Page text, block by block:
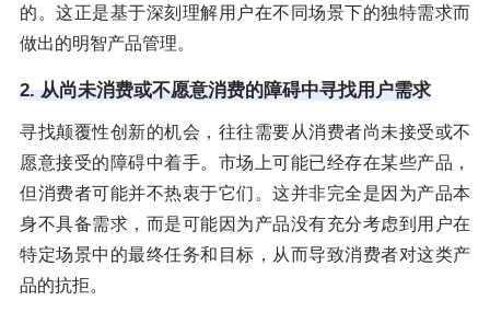
的。这正是基于深刻理解用户在不同场景下的独特需求而
做出的明智产品管理。
2. 从尚未消费或不愿意消费的障碍中寻找用户需求
寻找颠覆性创新的机会，往往需要从消费者尚未接受或不
愿意接受的障碍中着手。市场上可能已经存在某些产品，
但消费者可能并不热衷于它们。这并非完全是因为产品本
身不具备需求，而是可能因为产品没有充分考虑到用户在
特定场景中的最终任务和目标，从而导致消费者对这类产
品的抗拒。